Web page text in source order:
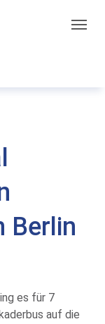
Berlin
es für 7
auf die